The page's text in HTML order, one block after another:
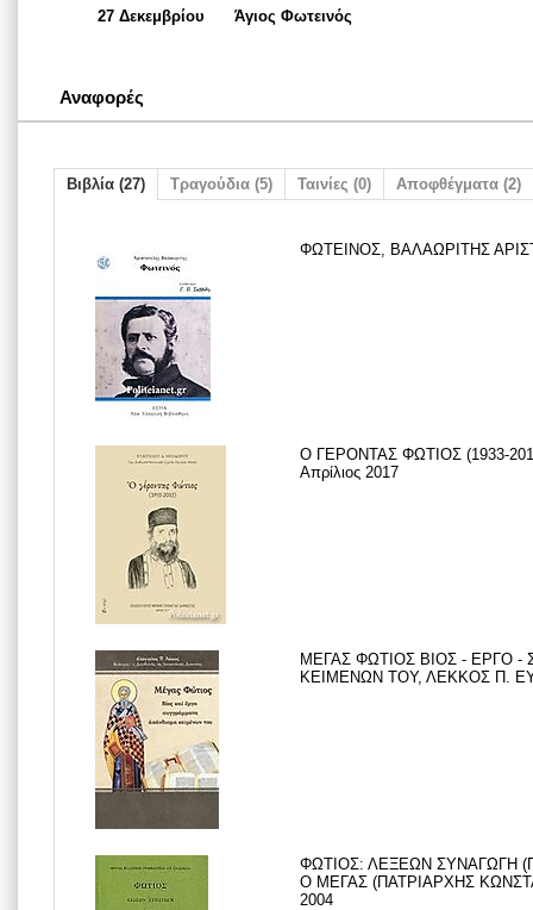
27 Δεκεμβρίου
Άγιος Φωτεινός
Αναφορές
Βιβλία (27) Τραγούδια (5) Ταινίες (0) Αποφθέγματα (2)
ΦΩΤΕΙΝΟΣ, ΒΑΛΑΩΡΙΤΗΣ
Ο ΓΕΡΟΝΤΑΣ ΦΩΤΙΟΣ (1933-
Απρίλιος 2017
ΜΕΓΑΣ ΦΩΤΙΟΣ ΒΙΟΣ - ΕΡΓΟ -
ΚΕΙΜΕΝΩΝ ΤΟΥ, ΛΕΚΚΟΣ Π.
ΦΩΤΙΟΣ: ΛΕΞΕΩΝ ΣΥΝΑΓΩΓΗ
Ο ΜΕΓΑΣ (ΠΑΤΡΙΑΡΧΗΣ
2004